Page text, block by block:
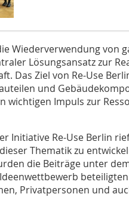
Wiederverwendung von
Lösungsansatz zur
Das Ziel von Re-Use
und
wichtigen Impuls zur
Initiative Re-Use Berlin
Thematik zu
die Beiträge unter
Privatpersonen und